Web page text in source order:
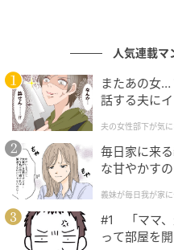
人気連載マ
またあの女…
話する夫に
夫の女性部下が気
毎日家に来
な甘やかす
が】
義妹が毎日我が家
#1 「ママ、
って部屋を